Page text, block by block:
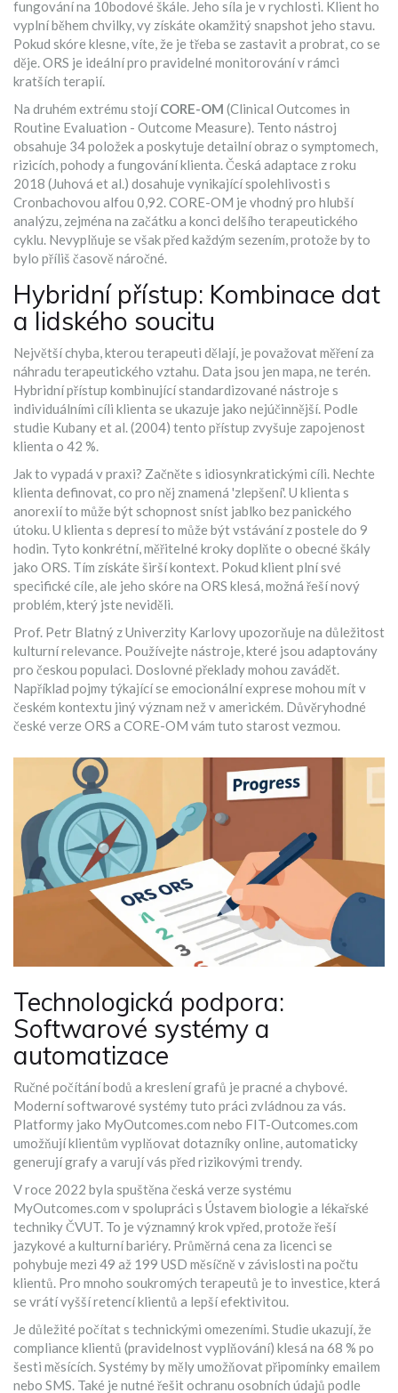
fungování na 10bodové škále. Jeho síla je v rychlosti. Klient ho
vyplní během chvilky, vy získáte okamžitý snapshot jeho stavu.
Pokud skóre klesne, víte, že je třeba se zastavit a probrat, co se
děje. ORS je ideální pro pravidelné monitorování v rámci
kratších terapií.
Na druhém extrému stojíCORE-OM (Clinical Outcomes in
Routine Evaluation - Outcome Measure). Tento nástroj
obsahuje 34 položek a poskytuje detailní obraz o symptomech,
rizicích, pohody a fungování klienta. Česká adaptace z roku
2018 (Juhová et al.) dosahuje vynikající spolehlivosti s
Cronbachovou alfou 0,92. CORE-OM je vhodný pro hlubší
analýzu, zejména na začátku a konci delšího terapeutického
cyklu. Nevyplňuje se však před každým sezením, protože by to
bylo příliš časově náročné.
Hybridní přístup: Kombinace dat
a lidského soucitu
Největší chyba, kterou terapeuti dělají, je považovat měření za
náhradu terapeutického vztahu. Data jsou jen mapa, ne terén.
Hybridní přístup kombinující standardizované nástroje s
individuálními cíli klienta se ukazuje jako nejúčinnější. Podle
studie Kubany et al. (2004) tento přístup zvyšuje zapojenost
klienta o 42 %.
Jak to vypadá v praxi? Začněte s idiosynkratickými cíli. Nechte
klienta definovat, co pro něj znamená 'zlepšení'. U klienta s
anorexií to může být schopnost sníst jablko bez panického
útoku. U klienta s depresí to může být vstávání z postele do 9
hodin. Tyto konkrétní, měřitelné kroky doplňte o obecné škály
jako ORS. Tím získáte širší kontext. Pokud klient plní své
specifické cíle, ale jeho skóre na ORS klesá, možná řeší nový
problém, který jste neviděli.
Prof. Petr Blatný z Univerzity Karlovy upozorňuje na důležitost
kulturní relevance. Používejte nástroje, které jsou adaptovány
pro českou populaci. Doslovné překlady mohou zavádět.
Například pojmy týkající se emocionální exprese mohou mít v
českém kontextu jiný význam než v americkém. Důvěryhodné
české verze ORS a CORE-OM vám tuto starost vezmou.
Technologická podpora:
Softwarové systémy a
automatizace
Ručné počítání bodů a kreslení grafů je pracné a chybové.
Moderní softwarové systémy tuto práci zvládnou za vás.
Platformy jako MyOutcomes.com nebo FIT-Outcomes.com
umožňují klientům vyplňovat dotazníky online, automaticky
generují grafy a varují vás před rizikovými trendy.
V roce 2022 byla spuštěna česká verze systému
MyOutcomes.com v spolupráci s Ústavem biologie a lékařské
techniky ČVUT. To je významný krok vpřed, protože řeší
jazykové a kulturní bariéry. Průměrná cena za licenci se
pohybuje mezi 49 až 199 USD měsíčně v závislosti na počtu
klientů. Pro mnoho soukromých terapeutů je to investice, která
se vrátí vyšší retencí klientů a lepší efektivitou.
Je důležité počítat s technickými omezeními. Studie ukazují, že
compliance klientů (pravidelnost vyplňování) klesá na 68 % po
šesti měsících. Systémy by měly umožňovat připomínky emailem
nebo SMS. Také je nutné řešit ochranu osobních údajů podle